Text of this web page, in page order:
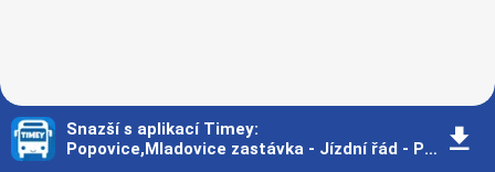
Snazší s aplikací Timey:
Popovice,Mladovice zastávka - Jízdní řád - Praha
󰇚